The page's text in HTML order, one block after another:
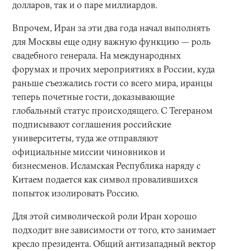
долларов, так и о паре миллиардов.
Впрочем, Иран за эти два года начал выполнять
для Москвы еще одну важную функцию — роль
свадебного генерала. На международных
форумах и прочих мероприятиях в России, куда
раньше съезжались гости со всего мира, иранцы
теперь почетные гости, доказывающие
глобальный статус происходящего. С Тегераном
подписывают соглашения российские
университеты, туда же отправляют
официальные миссии чиновников и
бизнесменов. Исламская Республика наряду с
Китаем подается как символ провалившихся
попыток изолировать Россию.
Для этой символической роли Иран хорошо
подходит вне зависимости от того, кто занимает
кресло президента. Общий антизападный вектор